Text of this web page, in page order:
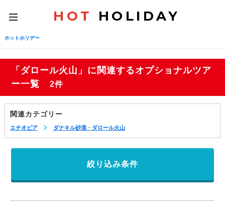
toggle
navigation
HOT HOLIDAY
ホットホリデー
「ダロール火山」に関連するオプショナルツア
ー一覧
2件
関連カテゴリー
エチオピア ダナキル砂漠・ダロール火山
絞り込み条件